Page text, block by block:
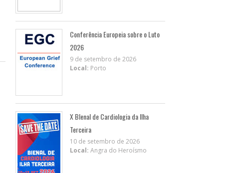
Conferência Europeia sobre o Luto
2026
9 de setembro de 2026
Local: Porto
X BIenal de Cardiologia da Ilha
Terceira
10 de setembro de 2026
Local: Angra do Heroísmo